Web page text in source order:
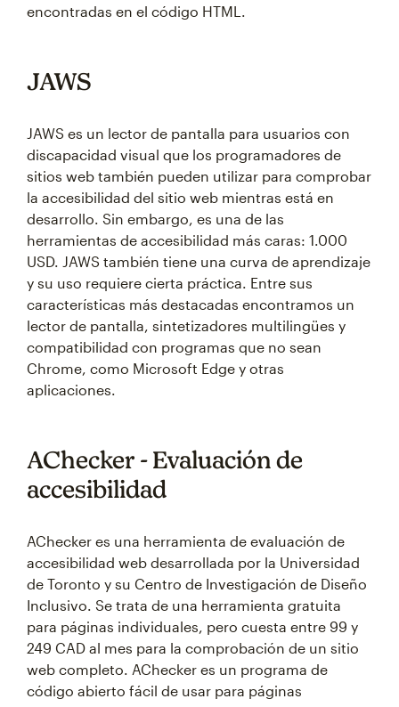
encontradas en el código HTML.
JAWS
JAWS es un lector de pantalla para usuarios con
discapacidad visual que los programadores de
sitios web también pueden utilizar para comprobar
la accesibilidad del sitio web mientras está en
desarrollo. Sin embargo, es una de las
herramientas de accesibilidad más caras: 1.000
USD. JAWS también tiene una curva de aprendizaje
y su uso requiere cierta práctica. Entre sus
características más destacadas encontramos un
lector de pantalla, sintetizadores multilingües y
compatibilidad con programas que no sean
Chrome, como Microsoft Edge y otras
aplicaciones.
AChecker - Evaluación de
accesibilidad
AChecker es una herramienta de evaluación de
accesibilidad web desarrollada por la Universidad
de Toronto y su Centro de Investigación de Diseño
Inclusivo. Se trata de una herramienta gratuita
para páginas individuales, pero cuesta entre 99 y
249 CAD al mes para la comprobación de un sitio
web completo. AChecker es un programa de
código abierto fácil de usar para páginas